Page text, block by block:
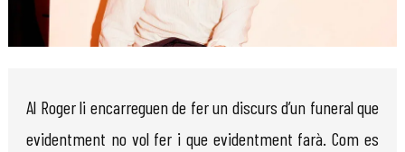
Al Roger li encarreguen de fer un discurs d’un funeral que
evidentment no vol fer i que evidentment farà. Com es